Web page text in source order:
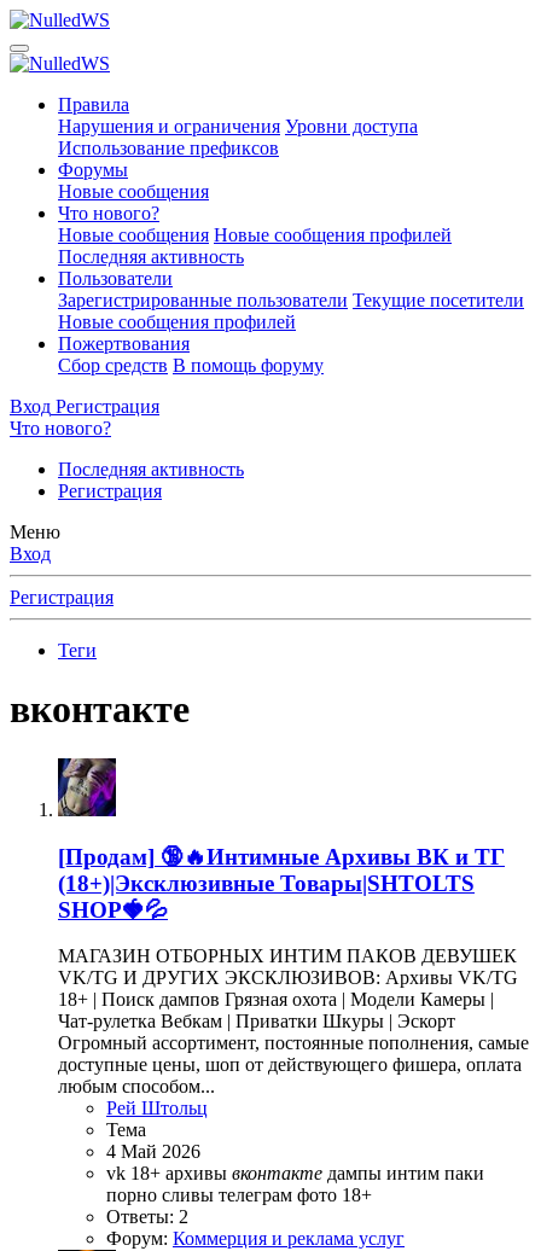
Правила
Нарушения и ограничения Уровни доступа
Использование префиксов
Форумы
Новые сообщения
Что нового?
Новые сообщения Новые сообщения профилей
Последняя активность
Пользователи
Зарегистрированные пользователи Текущие посетители
Новые сообщения профилей
Пожертвования
Сбор средств В помощь форуму
Вход Регистрация
Что нового?
Последняя активность
Регистрация
Меню
Вход
Регистрация
Теги
вконтакте
[Продам] 🔞🔥Интимные Архивы ВК и ТГ
(18+)|Эксклюзивные Товары|SHTOLTS
SHOP🍓💦
МАГАЗИН ОТБОРНЫХ ИНТИМ ПАКОВ ДЕВУШЕК
VK/TG И ДРУГИХ ЭКСКЛЮЗИВОВ: Архивы VK/TG
18+ | Поиск дампов Грязная охота | Модели Камеры |
Чат-рулетка Вебкам | Приватки Шкуры | Эскорт
Огромный ассортимент, постоянные пополнения, самые
доступные цены, шоп от действующего фишера, оплата
любым способом...
Рей Штольц
Тема
4 Май 2026
vk 18+ архивы вконтакте дампы интим паки
порно сливы телеграм фото 18+
Ответы: 2
Форум: Коммерция и реклама услуг